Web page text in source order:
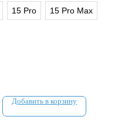
15 Pro 15 Pro Max
Добавить в корзину